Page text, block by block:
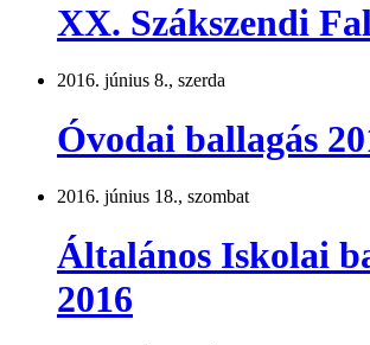
XX. Szákszendi
2016. június 8., szerda
Óvodai ballagás
2016. június 18., szombat
Általános Iskolai
2016